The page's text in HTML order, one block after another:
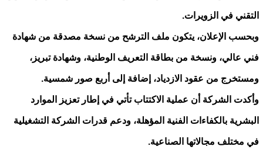
التقني في الزويرات.
وبحسب الإعلان، يتكون ملف الترشح من نسخة مصدقة من شهادة
فني عالي، ونسخة من بطاقة التعريف الوطنية، وشهادة تبريز،
ومستخرج من عقود الازدياد، إضافة إلى أربع صور شمسية.
وأكدت الشركة أن عملية الاكتتاب تأتي في إطار تعزيز الموارد
البشرية بالكفاءات الفنية المؤهلة، ودعم قدرات الشركة التشغيلية
في مختلف مجالاتها الصناعية.